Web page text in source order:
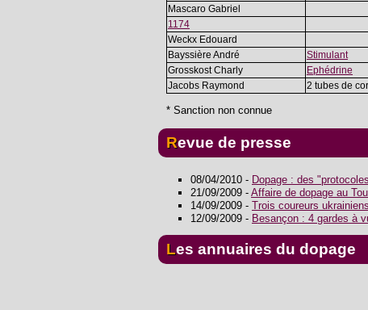
Mascaro Gabriel
1174
Weckx Edouard
Bayssière André
Stimulant
Grosskost Charly
Ephédrine
Jacobs Raymond
2 tubes de
* Sanction non connue
Revue de presse
08/04/2010 - Dopage : des
21/09/2009 - Affaire de dopage au
14/09/2009 - Trois coureurs
12/09/2009 - Besançon : 4 gardes à
Les annuaires du dopage